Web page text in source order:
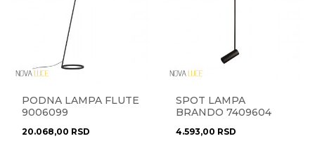
PODNA LAMPA FLUTE
9006099
20.068,00 RSD
SPOT LAMPA
BRANDO 7409604
4.593,00 RSD